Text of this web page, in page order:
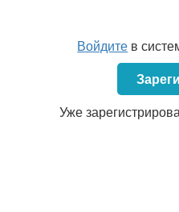
Войдите в
Уже